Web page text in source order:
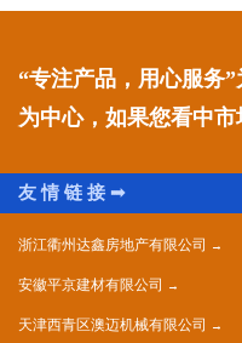
“专注产品，用心服务
为中心，如果您看中市
浙江衢州达鑫房地产有限公司
安徽平京建材有限公司
天津西青区澳迈机械有限公司